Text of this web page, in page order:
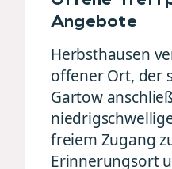
Angebote
Herbsthausen
offener Ort, der
Gartow
freiem Zugang
Erinnerungsort